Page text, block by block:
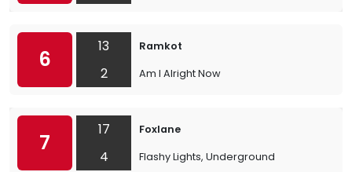
6
13
2
Ramkot
Am I Alright Now
7
17
4
Foxlane
Flashy Lights, Underground